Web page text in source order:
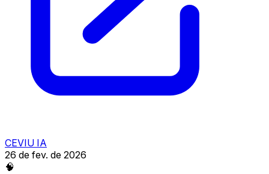
CEVIU IA
26 de fev. de 2026
🧠